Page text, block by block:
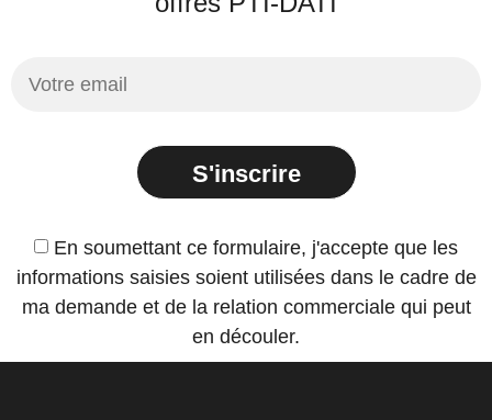
En soumettant ce formulaire, j'accepte que les
informations saisies soient utilisées dans le cadre de
ma demande et de la relation commerciale qui peut
en découler.
S'inscrire